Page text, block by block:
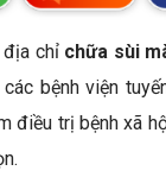
địa chỉ chữa sùi
bệnh viện
điều trị bệnh xã